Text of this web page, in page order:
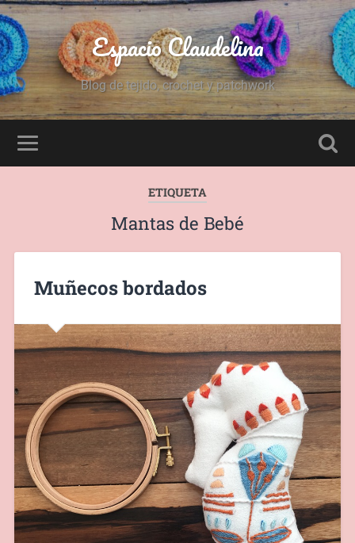
Espacio Claudelina
Blog de tejido, crochet y patchwork
ETIQUETA
Mantas de Bebé
Muñecos bordados